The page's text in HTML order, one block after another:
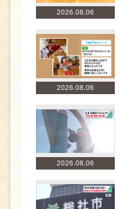
2026.08.06
2026.08.06
2026.08.06